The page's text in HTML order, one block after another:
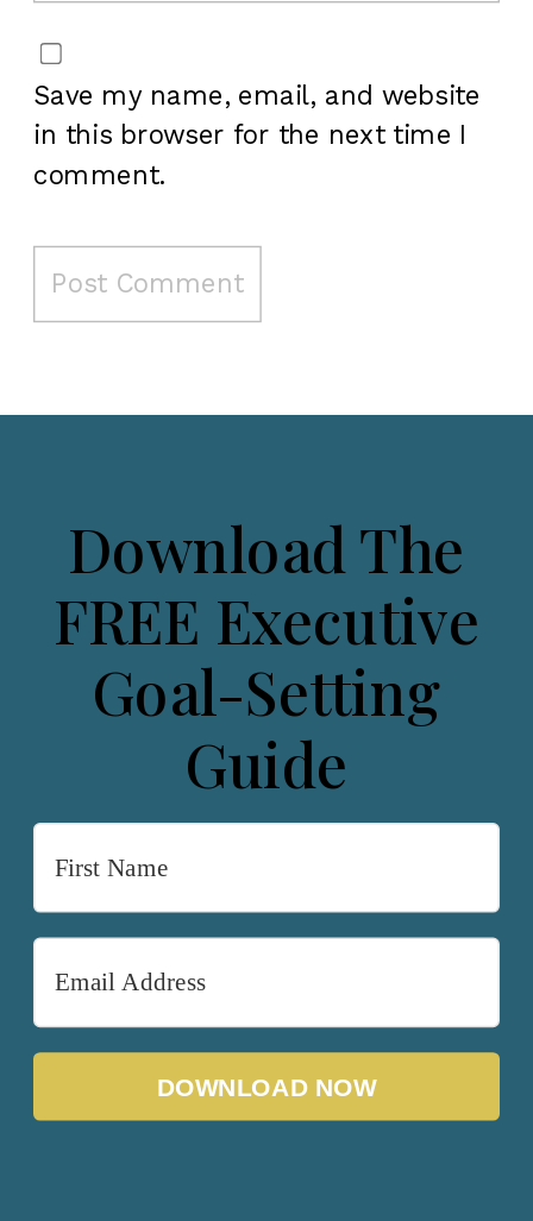
Save my name, email, and website
in this browser for the next time I
comment.
DOWNLOAD NOW
Download The
FREE Executive
Goal-Setting
Guide